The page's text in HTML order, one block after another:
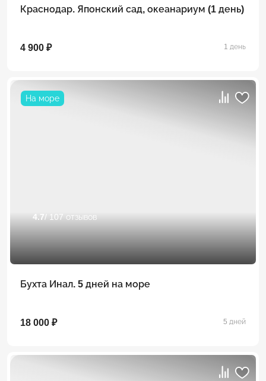
Краснодар. Японский сад, океанариум (1 день)
4 900 ₽ 1 день
На море
4.7/ 107 отзывов
Бухта Инал. 5 дней на море
18 000 ₽ 5 дней